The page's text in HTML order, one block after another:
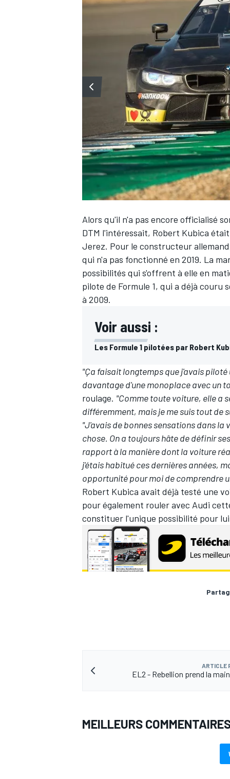
WEC
Alors qu'il n'a pas encore officialisé
DTM l'intéressait, Robert Kubica était
Jerez. Pour le constructeur
qui n'a pas fonctionné en 2019. La
possibilités qui s'offrent à elle en
pilote de Formule 1, qui a déjà couru
à 2009.
Voir aussi :
Les Formule 1 pilotées par Robert
"Ça faisait longtemps que j'avais piloté
davantage d'une monoplace avec un
roulage. "Comme toute voiture, elle a
différemment, mais je me suis tout de
"J'avais de bonnes sensations dans la
chose. On a toujours hâte de définir
rapport à la manière dont la voiture
j'étais habitué ces dernières années,
opportunité pour moi de comprendre
Robert Kubica avait déjà testé une
pour également rouler avec Audi
constituer l'unique possibilité pour
ARTICLE
EL2 - Rebellion prend la
MEILLEURS